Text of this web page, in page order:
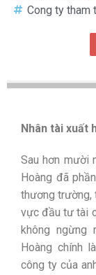
Cong ty tham
Nhân tài xuất
Sau hơn mười
Hoàng đã
thương trường,
vực đầu tư tài
không ngừng
Hoàng chính
công ty của